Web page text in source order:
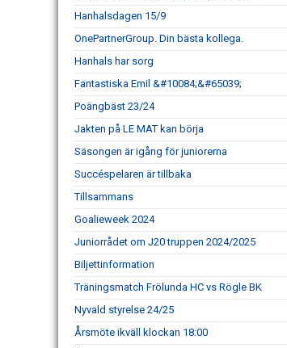
Hanhalsdagen 15/9
OnePartnerGroup. Din bästa kollega.
Hanhals har sorg
Fantastiska Emil &#10084;&#65039;
Poängbäst 23/24
Jakten på LE MAT kan börja
Säsongen är igång för juniorerna
Succéspelaren är tillbaka
Tillsammans
Goalieweek 2024
Juniorrådet om J20 truppen 2024/2025
Biljettinformation
Träningsmatch Frölunda HC vs Rögle BK
Nyvald styrelse 24/25
Årsmöte ikväll klockan 18:00